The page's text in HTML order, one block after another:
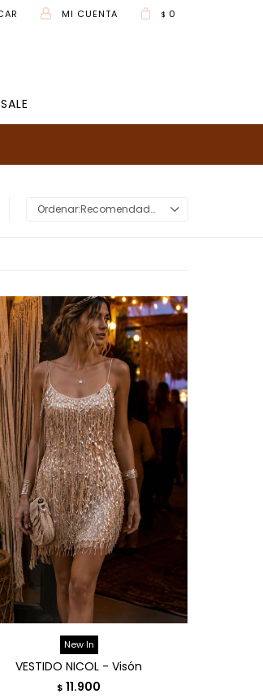
SALE
$ 0
Recomendados
New In
VESTIDO NICOL - Visón
$ 11.900